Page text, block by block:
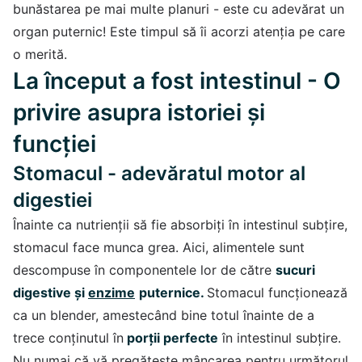
bunăstarea pe mai multe planuri - este cu adevărat un
organ puternic! Este timpul să îi acorzi atenția pe care
o merită.
La început a fost intestinul - O
privire asupra istoriei și
funcției
Stomacul - adevăratul motor al
digestiei
Înainte ca nutrienții să fie absorbiți în intestinul subțire,
stomacul face munca grea. Aici, alimentele sunt
descompuse în componentele lor de către sucuri
digestive și enzime puternice. Stomacul funcționează
ca un blender, amestecând bine totul înainte de a
trece conținutul în porții perfecte în intestinul subțire.